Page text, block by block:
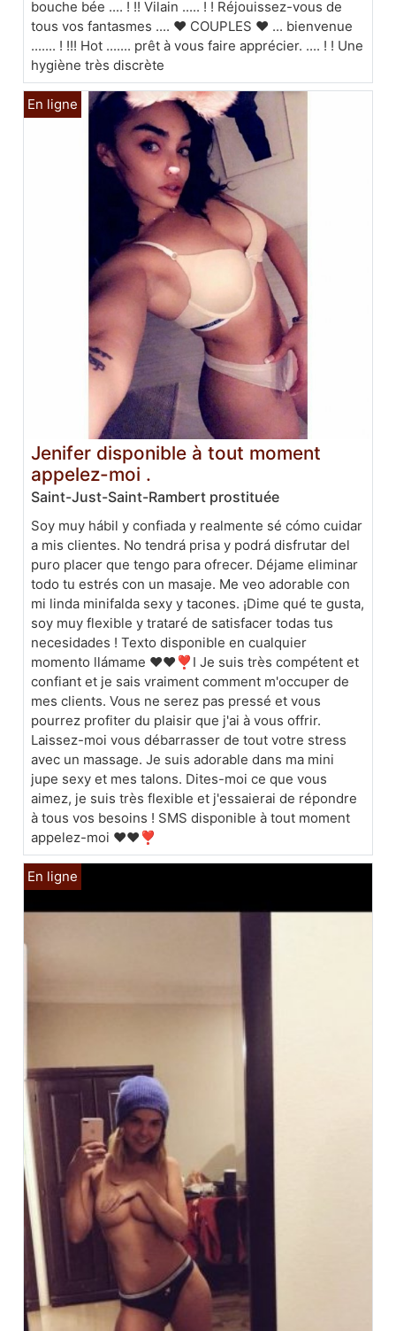
bouche bée .... ! !! Vilain ..... ! ! Réjouissez-vous de
tous vos fantasmes .... ❤ COUPLES ❤ ... bienvenue
....... ! !!! Hot ....... prêt à vous faire apprécier. .... ! ! Une
hygiène très discrète
Jenifer disponible à tout moment
appelez-moi .
Saint-Just-Saint-Rambert prostituée
Soy muy hábil y confiada y realmente sé cómo cuidar
a mis clientes. No tendrá prisa y podrá disfrutar del
puro placer que tengo para ofrecer. Déjame eliminar
todo tu estrés con un masaje. Me veo adorable con
mi linda minifalda sexy y tacones. ¡Dime qué te gusta,
soy muy flexible y trataré de satisfacer todas tus
necesidades ! Texto disponible en cualquier
momento llámame ❤️❤️❣️I Je suis très compétent et
confiant et je sais vraiment comment m'occuper de
mes clients. Vous ne serez pas pressé et vous
pourrez profiter du plaisir que j'ai à vous offrir.
Laissez-moi vous débarrasser de tout votre stress
avec un massage. Je suis adorable dans ma mini
jupe sexy et mes talons. Dites-moi ce que vous
aimez, je suis très flexible et j'essaierai de répondre
à tous vos besoins ! SMS disponible à tout moment
appelez-moi ❤️❤️❣️